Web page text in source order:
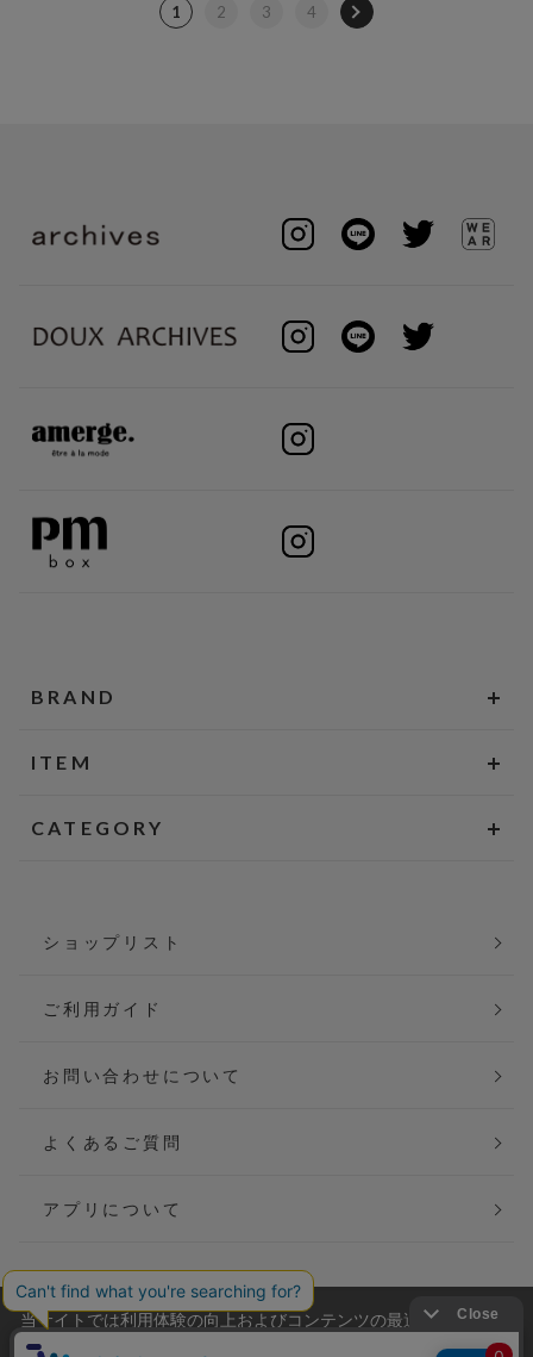
1 2 3 4
BRAND
ITEM
CATEGORY
ショップリスト
ご利用ガイド
お問い合わせについて
よくあるご質問
アプリについて
会社概要
当サイトでは利用体験の向上およびコンテンツの最適な提供、ト
ラフィックの分析を目的としてCookieを使用しています。